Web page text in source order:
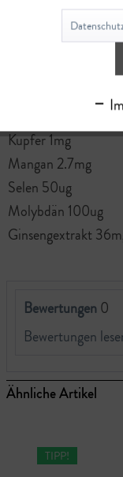
Vitamin D3 10ug
Vitamin E 33.6mg
Kupfer 1mg
Mangan 2.7mg
Selen 50ug
Molybdän 100ug
Ginsengextrakt
Bewertungen 0
Bewertungen
Ähnliche Artikel
TIPP!